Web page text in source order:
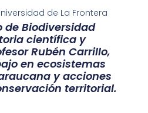
de La Frontera
de Biodiversidad
científica y
Rubén Carrillo,
en ecosistemas
y acciones
territorial.